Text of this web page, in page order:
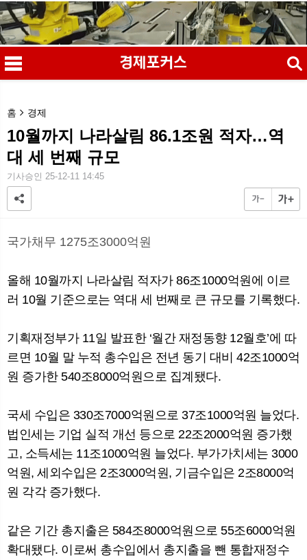
메
뉴 색
홈 경제
10월까지 나라살림 86.1조원 적자…역
대 세 번째 규모
기사승인 25-12-11 14:45
국가채무 1275조3000억원
올해 10월까지 나라살림 적자가 86조1000억원에 이르
러 10월 기준으로는 역대 세 번째로 큰 규모를 기록했다.
기획재정부가 11일 발표한 ‘월간 재정동향 12월호’에 따
르면 10월 말 누적 총수입은 전년 동기 대비 42조1000억
원 증가한 540조8000억원으로 집계됐다.
국세 수입은 330조7000억원으로 37조1000억원 늘었다.
법인세는 기업 실적 개선 등으로 22조2000억원 증가했
고, 소득세는 11조1000억원 늘었다. 부가가치세는 3000
억원, 세외수입은 2조3000억원, 기금수입은 2조8000억
원 각각 증가했다.
같은 기간 총지출은 584조8000억원으로 55조6000억원
확대됐다. 이로써 총수입에서 총지출을 뺀 통합재정수